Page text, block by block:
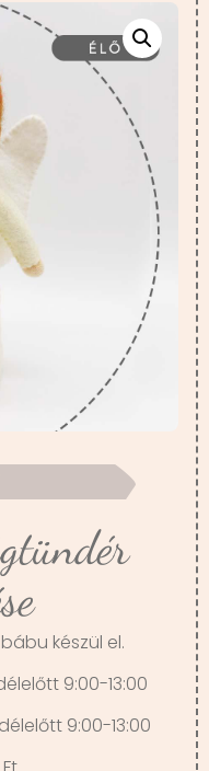
készül el.
9:00-13:00
9:00-13:00